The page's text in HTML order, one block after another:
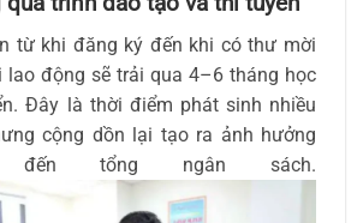
từ khi đăng ký đến khi có thư mời
lao động sẽ trải qua 4–6 tháng học
Đây là thời điểm phát sinh nhiều
cộng dồn lại tạo ra ảnh hưởng
tổng ngân sách.